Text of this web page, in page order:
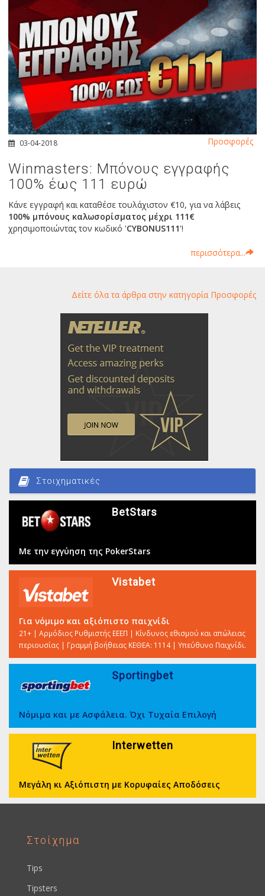
03-04-2018
Winmasters: Μπόνους εγγραφής
100% έως 111 ευρώ
Κάνε εγγραφή και καταθέσε τουλάχιστον €10, για να λάβεις
100% μπόνους καλωσορίσματος μέχρι 111€
χρησιμοποιώντας τον κωδικό 'CYBONUS111'!
περισσότερα...
Προσφορές
Δείτε όλα τα άρθρα στην κατηγορία Προσφορές
Στοιχηματικές
BetStars
Με την εγγύηση της PokerStars
Vistabet
Για νόμιμο και αξιόπιστο παιχνίδι
21+ | Αρμόδιος Ρυθμιστής ΕΕΕΠ | Κίνδυνος εθισμού και απώλειας
περιουσίας | Γραμμή βοήθειας ΚΕΘΕΑ: 1114 | Υπεύθυνο Παιχνίδι.
Sportingbet
Νόμιμα και με Ασφάλεια. Όχι Τυχαία Επιλογή
Interwetten
Μεγάλη κι Αξιόπιστη με Κορυφαίες Αποδόσεις
Στοίχημα
Tips
Tipsters